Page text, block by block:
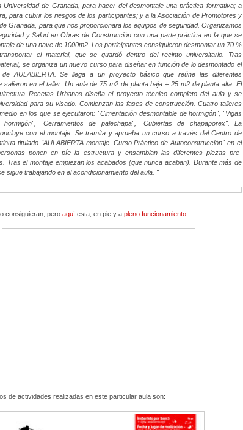
de Granada, para hacer del desmontaje una práctica formativa; a
para cubrir los riesgos de los participantes; y a la Asociación de Promotores y
Granada, para que nos proporcionara los equipos de seguridad. Organizamos
y Salud en Obras de Construcción con una parte práctica en la que se
de una nave de 1000m2. Los participantes consiguieron desmontar un 70 %
el material, que se guardó dentro del recinto universitario.
Tras
se organiza un nuevo curso para diseñar en función de lo desmontado el
AULABIERTA. Se llega a un proyecto básico que reúne las diferentes
salieron en el taller. Un aula de 75 m2 de planta baja + 25 m2 de planta alta. El
Recetas Urbanas diseña el proyecto técnico completo del aula y se
para su visado. Comienzan las fases de construcción. Cuatro talleres
en los que se ejecutaron: "Cimentación desmontable de hormigón", "Vigas
"Cerramientos de palechapa", "Cubiertas de chapaporex".
La
con el montaje. Se tramita y aprueba un curso a través del Centro de
titulado "AULABIERTA montaje. Curso Práctico de Autoconstrucción" en el
ponen en píe la estructura y ensamblan las diferentes piezas pre-
Tras el montaje empiezan los acabados (que nunca acaban). Durante más de
sigue trabajando en el acondicionamiento del aula. "
consiguieran, pero aquí esta, en pie y a pleno funcionamiento
de actividades realizadas en este particular aula son: